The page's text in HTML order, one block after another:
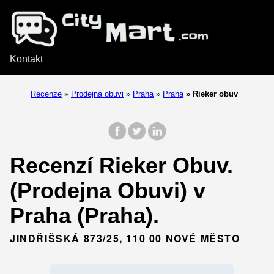
Kontakt
Recenze » Prodejna obuvi » Praha » Praha » Rieker obuv
Recenzí Rieker Obuv.
(Prodejna Obuvi) v
Praha (Praha).
JINDŘIŠSKÁ 873/25, 110 00 NOVÉ MĚSTO